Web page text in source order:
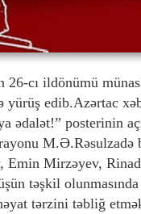
26-cı ildönümü
yürüş edib.Azərtac
ədalət!” posterinin
M.Ə.Rəsulzadə
Emin Mirzəyev,
təşkil
tərzini təbliğ